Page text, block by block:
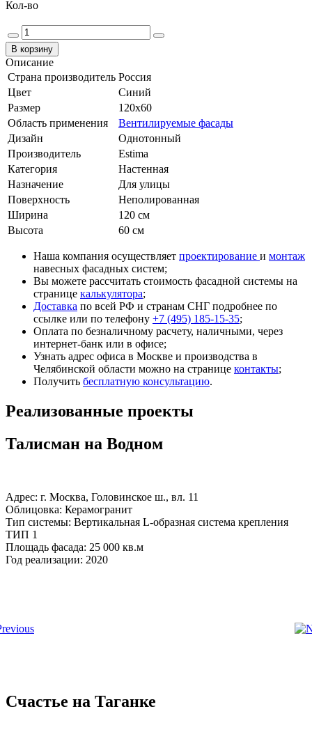
Кол-во
Описание
Страна производитель Россия
Цвет
Cиний
Размер
120x60
Область применения
Вентилируемые фасады
Дизайн
Однотонный
Производитель
Estima
Категория
Настенная
Назначение
Для улицы
Поверхность
Неполированная
Ширина
120 см
Высота
60 см
Наша компания осуществляет проектирование и монтаж
навесных фасадных систем;
Вы можете рассчитать стоимость фасадной системы на
странице калькулятора;
Доставка по всей РФ и странам СНГ подробнее по
ссылке или по телефону +7 (495) 185-15-35;
Оплата по безналичному расчету, наличными, через
интернет-банк или в офисе;
Узнать адрес офиса в Москве и производства в
Челябинской области можно на странице контакты;
Получить бесплатную консультацию.
Реализованные проекты
Талисман на Водном
Адрес: г. Москва, Головинское ш., вл. 11
Облицовка: Керамогранит
Тип системы: Вертикальная L-образная система крепления
ТИП 1
Площадь фасада: 25 000 кв.м
Год реализации: 2020
Счастье на Таганке